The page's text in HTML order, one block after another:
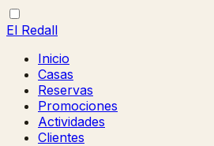
El Redall
Inicio
Casas
Reservas
Promociones
Actividades
Clientes